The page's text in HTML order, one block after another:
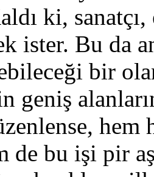
ki, sanatçı,
ister. Bu da
bir
geniş
hem
bu işi pir